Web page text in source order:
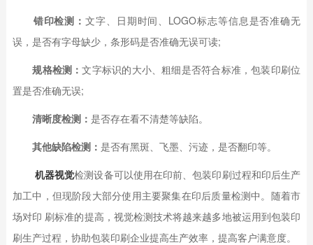
错印检测：文字、日期时间、LOGO标志等信息是否准确无
误，是否有字母缺少，条形码是否准确无误可读;
规格检测：文字标识的大小、粗细是否符合标准，包装印刷位
置是否准确无误;
清晰度检测： 是否存在看不清楚等缺陷。
其他缺陷检测： 是否有黑斑、飞墨、污迹，是否翻印等。
机器视觉检测设备可以使用在印前、包装印刷过程和印后生产
加工中，但现阶段大部分使用主要聚集在印后质量检测中。随着市
场对印 刷标准的提高，视觉检测技术将越来越多地被运用到包装印
刷生产过程，协助包装印刷企业提高生产效率，提高客户满意度。